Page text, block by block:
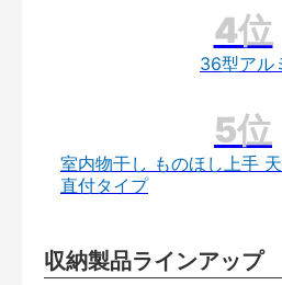
36型アル
室内物干し ものほし上手
直付タイプ
収納製品ラインアップ